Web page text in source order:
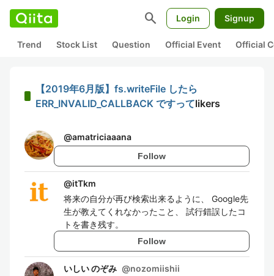
search Login Signup
Trend Stock List Question Official Event Official
【2019年6月版】fs.writeFile したら
ERR_INVALID_CALLBACK ですってlikers
@amatriciaaana
Follow
@itTkm
将来の自分が再び検索出来るように、 Google先
生が教えてくれなかったこと、 試行錯誤したコ
トを書き残す。
Follow
いしい のぞみ @nozomiishii